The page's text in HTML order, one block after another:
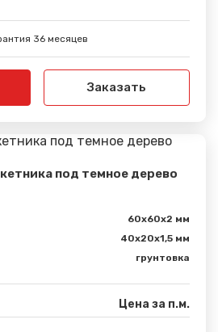
36 месяцев
Заказать
под темное дерево
60х60х2 мм
40х20х1,5 мм
грунтовка
Цена за п.м.